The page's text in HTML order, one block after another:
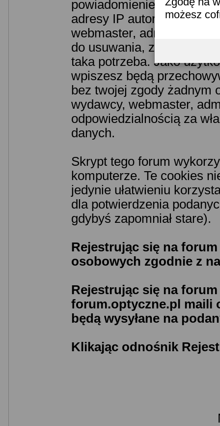
możesz
powiadomieniem
adresy IP autorów.
webmaster, administrator
do usuwania, zmiany lub
taka potrzeba. Jako
wpiszesz będą
bez twojej zgody żadnym
wydawcy, webmaster,
odpowiedzialnością za
danych.
Skrypt tego forum
komputerze. Te cookies
jedynie ułatwieniu
dla potwierdzenia
gdybyś zapomniał stare).
Rejestrując się na
osobowych zgodnie z
Rejestrując się na
forum.optyczne.pl maili
będą wysyłane na
Klikając odnośnik